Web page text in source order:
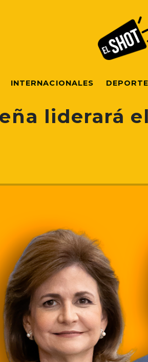
INTERNACIONALES
liderará